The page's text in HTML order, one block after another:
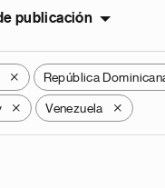
publicación
X República
X Venezuela X